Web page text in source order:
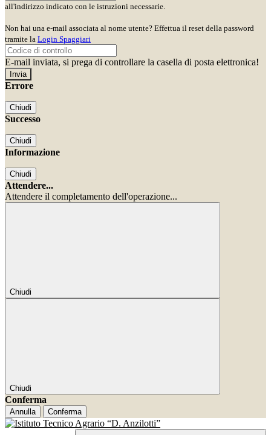
all'indirizzo indicato con le istruzioni necessarie.
Non hai una e-mail associata al nome utente? Effettua il reset della password
tramite la Login Spaggiari
E-mail inviata, si prega di controllare la casella di posta elettronica!
Errore
Chiudi
Successo
Chiudi
Informazione
Chiudi
Attendere...
Attendere il completamento dell'operazione...
Chiudi
Chiudi
Conferma
Annulla Conferma